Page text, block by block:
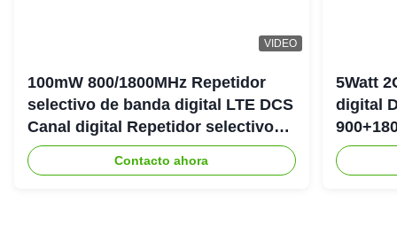
VIDEO
100mW 800/1800MHz Repetidor
selectivo de banda digital LTE DCS
Canal digital Repetidor selectivo
Bda Pico
Contacto ahora
5Watt
digital
DAS